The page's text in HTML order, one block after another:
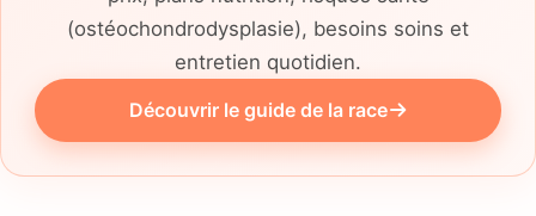
(ostéochondrodysplasie), besoins soins et
entretien quotidien.
Découvrir le guide de la race